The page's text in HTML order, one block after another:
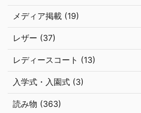
メディア掲載 (19)
レザー (37)
レディースコート (13)
入学式・入園式 (3)
読み物 (363)